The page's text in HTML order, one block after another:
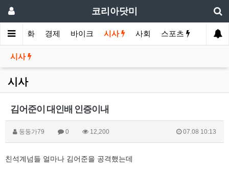
코리아닷미
인 영화 경제 바이크 시사 사회 스포츠 여행
시사
시사
김어준이 대인배 인증이내
둥둥가79 0 12,200 07.08 10:13
친석계넘들 얼마나 김어준을 공격했는데